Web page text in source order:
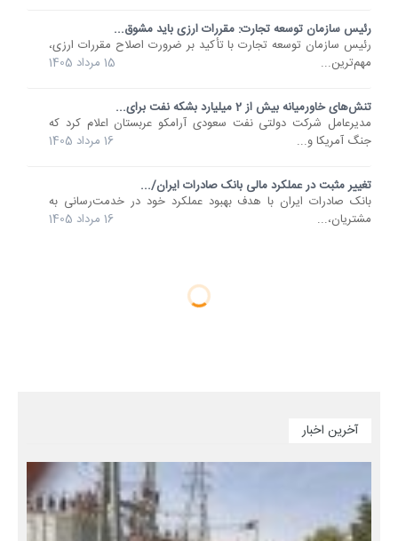
رئیس سازمان توسعه تجارت: مقررات ارزی باید مشوق...
رئیس سازمان توسعه تجارت با تأکید بر ضرورت اصلاح مقررات ارزی،
مهم‌ترین...
15 مرداد 1405
تنش‌های خاورمیانه بیش از 2 میلیارد بشکه نفت برای...
مدیرعامل شرکت دولتی نفت سعودی آرامکو عربستان اعلام کرد که
جنگ آمریکا و...
16 مرداد 1405
تغییر مثبت در عملکرد مالی بانک صادرات ایران/...
​بانک صادرات ایران با هدف بهبود عملکرد خود در خدمت‌رسانی به
مشتریان،...
16 مرداد 1405
آخرین اخبار